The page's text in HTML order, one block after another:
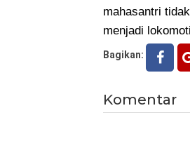
mahasantri
menjadi
Bagikan:
Komentar